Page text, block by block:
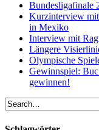
Bundesligafinale
Kurzinterview
in Mexiko
Interview mit
Längere
Olympische
Gewinnspiel:
gewinnen!